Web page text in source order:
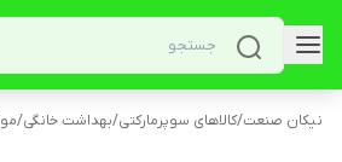
نیکان صنعت/کالاهای سوپرمارکتی/بهداشت خانگی/